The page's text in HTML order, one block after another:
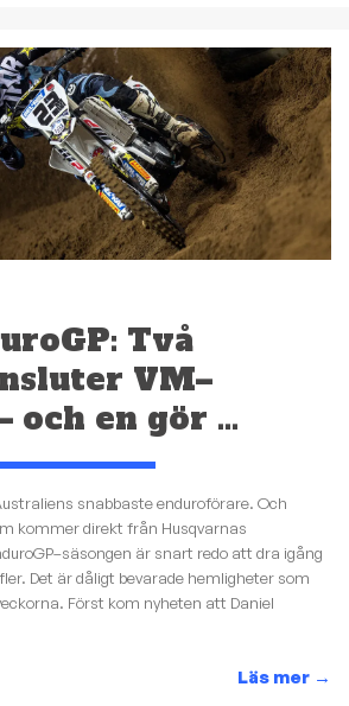
Två
VM–
och en gör …
snabbaste enduroförare. Och
kommer direkt från Husqvarnas
är snart redo att dra igång
Det är dåligt bevarade hemligheter som
Först kom nyheten att Daniel
Läs mer →